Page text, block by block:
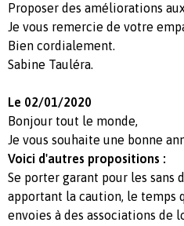
Proposer des améliorations
Je vous remercie de votre
Bien cordialement.
Sabine Tauléra.
Le 02/01/2020
Bonjour tout le monde,
Je vous souhaite une bonne
Voici d'autres propositions :
Se porter garant pour les
apportant la caution, le temps
envoies à des associations de